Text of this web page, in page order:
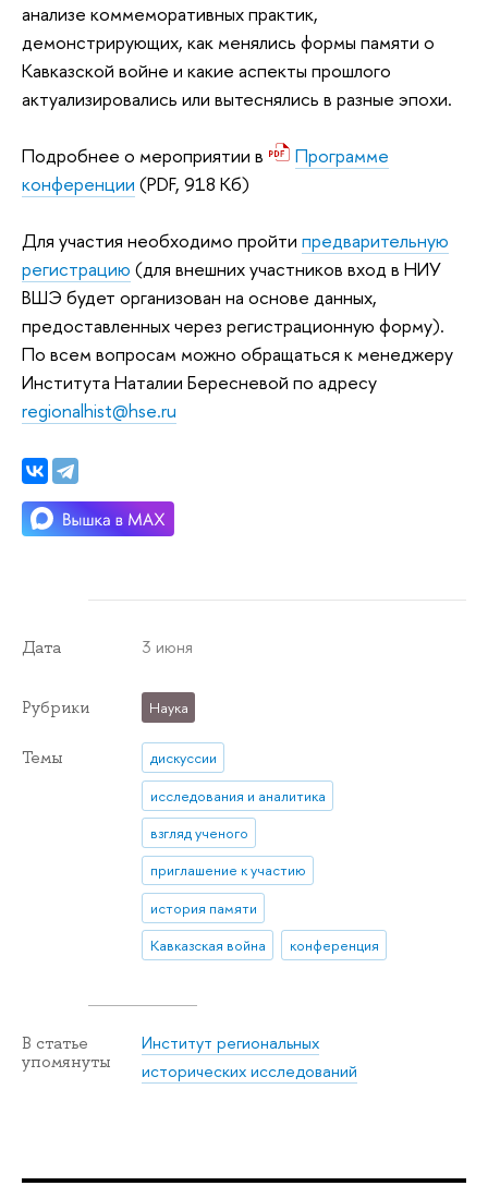
анализе коммеморативных практик,
демонстрирующих, как менялись формы памяти о
Кавказской войне и какие аспекты прошлого
актуализировались или вытеснялись в разные эпохи.
Подробнее о мероприятии в
Программе
конференции (PDF, 918 Кб)
Для участия необходимо пройти предварительную
регистрацию (для внешних участников вход в НИУ
ВШЭ будет организован на основе данных,
предоставленных через регистрационную форму).
По всем вопросам можно обращаться к менеджеру
Института Наталии Бересневой по адресу
regionalhist@hse.ru
Дата 3 июня
Рубрики Наука
Темы
дискуссии
исследования и аналитика
взгляд ученого
приглашение к участию
история памяти
Кавказская война
конференция
В статье
упомянуты
Институт региональных
исторических исследований